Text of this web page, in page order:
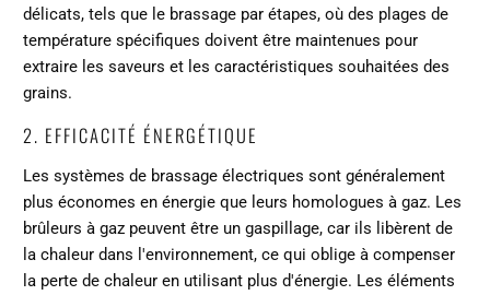
délicats, tels que le brassage par étapes, où des plages de
température spécifiques doivent être maintenues pour
extraire les saveurs et les caractéristiques souhaitées des
grains.
2. EFFICACITÉ ÉNERGÉTIQUE
Les systèmes de brassage électriques sont généralement
plus économes en énergie que leurs homologues à gaz. Les
brûleurs à gaz peuvent être un gaspillage, car ils libèrent de
la chaleur dans l'environnement, ce qui oblige à compenser
la perte de chaleur en utilisant plus d'énergie. Les éléments